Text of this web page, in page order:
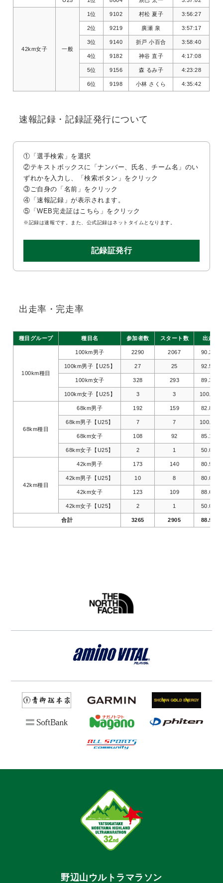
42km女子 一般
1位 9102 村松 夏子 3:56:27
2位 9219 廣瀬 泉 3:57:17
3位 9140 折戸 小百合 3:58:40
4位 9182 神谷 直子 4:17:08
5位 9156 森 るみ子 4:23:28
6位 9198 小林 さくら 4:35:42
速報記録・記録証発行について
①「選手検索」を選択
②テキストボックスに「ナンバー、氏名、チーム名」のい
ずれかを入力し、「検索ボタン」をクリック
③ご自身の「名前」をクリック
④「速報記録」が表示されます。
⑤「WEB完走証はこちら」をクリック
※記録は速報です。また、公式記録はネットタイムとなります。
記録証発行
出走率・完走率
種目グループ 種目名 参加者数 スタート数 出走率
100km種目
100km男子 2290 2067 90.26%
100km男子【U25】 27 25 92.59%
100km女子 328 293 89.33%
100km女子【U25】 3 3 100.00%
68km種目
68km男子 192 159 82.81%
68km男子【U25】 7 7 100.00%
68km女子 108 92 85.19%
68km女子【U25】 2 1 50.00%
42km種目
42km男子 173 140 80.92%
42km男子【U25】 10 8 80.00%
42km女子 123 109 88.62%
42km女子【U25】 2 1 50.00%
合計 3265 2905 88.97%
野辺山ウルトラマラソン